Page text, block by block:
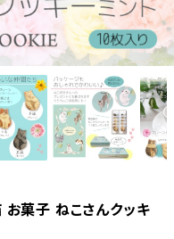
お菓子 ねこさんクッキ